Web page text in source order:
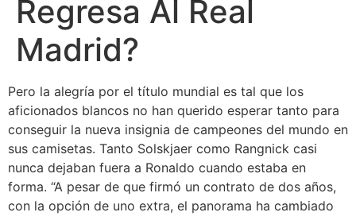
Regresa Al Real
Madrid?
Pero la alegría por el título mundial es tal que los
aficionados blancos no han querido esperar tanto para
conseguir la nueva insignia de campeones del mundo en
sus camisetas. Tanto Solskjaer como Rangnick casi
nunca dejaban fuera a Ronaldo cuando estaba en
forma. “A pesar de que firmó un contrato de dos años,
con la opción de uno extra, el panorama ha cambiado